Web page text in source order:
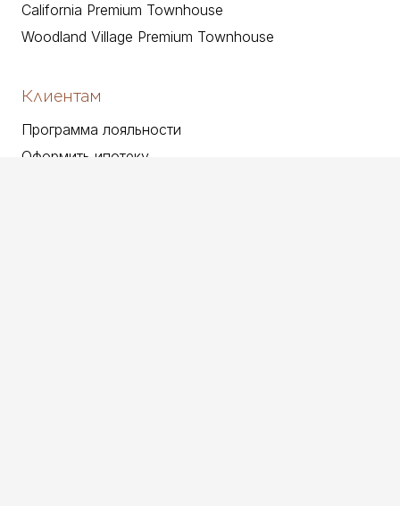
California Premium Townhouse
Woodland Village Premium Townhouse
Клиентам
Программа лояльности
Оформить ипотеку